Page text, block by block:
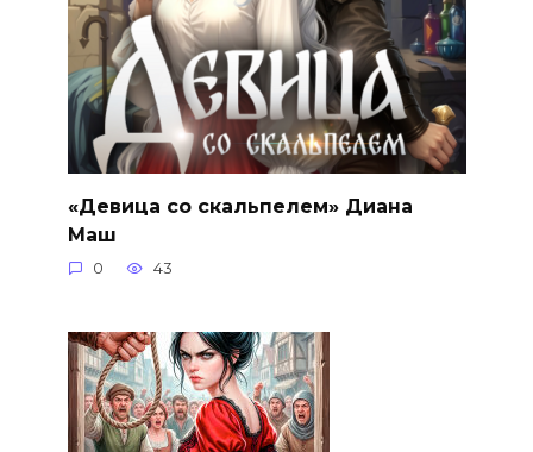
«Девица со скальпелем» Диана
Маш
0 43